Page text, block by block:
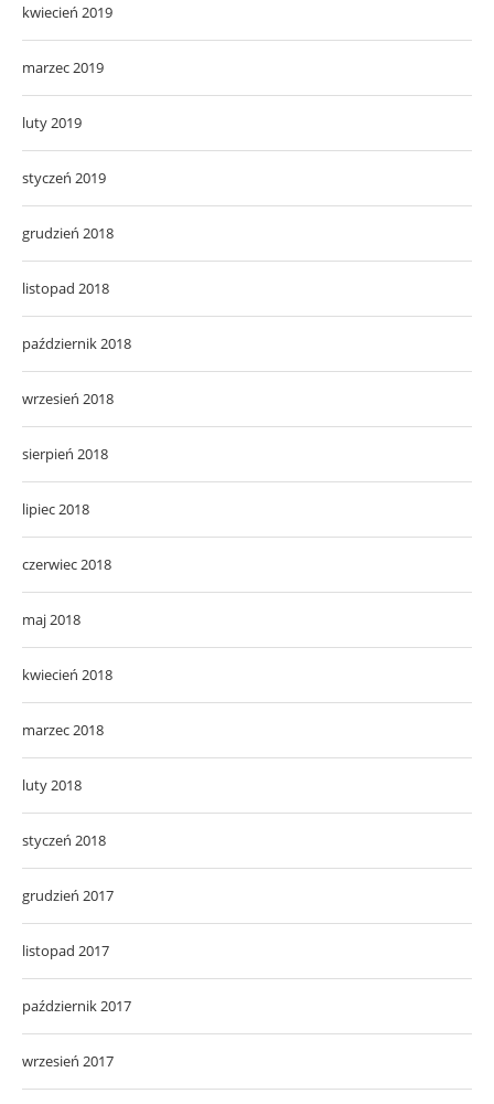
kwiecień 2019
marzec 2019
luty 2019
styczeń 2019
grudzień 2018
listopad 2018
październik 2018
wrzesień 2018
sierpień 2018
lipiec 2018
czerwiec 2018
maj 2018
kwiecień 2018
marzec 2018
luty 2018
styczeń 2018
grudzień 2017
listopad 2017
październik 2017
wrzesień 2017